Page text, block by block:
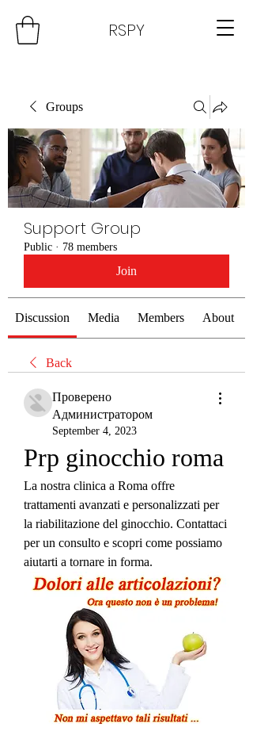
RSPY
Groups
Support Group
Public · 78 members
Join
Discussion Media Members About
Back
Проверено
Администратором
September 4, 2023
Prp ginocchio roma
La nostra clinica a Roma offre
trattamenti avanzati e personalizzati per
la riabilitazione del ginocchio. Contattaci
per un consulto e scopri come possiamo
aiutarti a tornare in forma.